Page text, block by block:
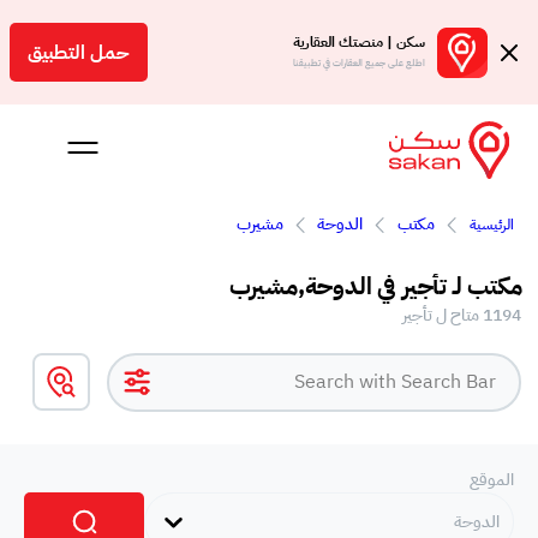
سكن | منصتك العقارية
اطلع على جميع العقارات في تطبيقنا حمل التطبيق
الرئيسية مكتب الدوحة مشيرب
مكتب لـ تأجير في الدوحة,مشيرب
1194 متاح ل تأجير
الموقع
الدوحة